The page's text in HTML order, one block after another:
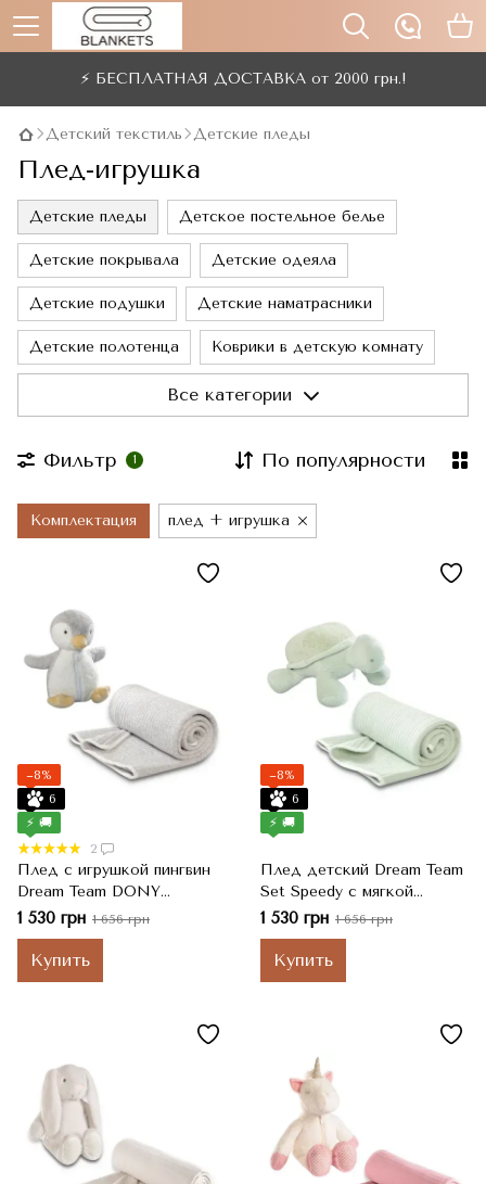
⚡ БЕСПЛАТНАЯ ДОСТАВКА от 2000 грн.!
Детский текстиль Детские пледы
Плед-игрушка
Детские пледы Детское постельное белье
Детские покрывала Детские одеяла
Детские подушки Детские наматрасники
Детские полотенца Коврики в детскую комнату
Халаты детские
Все категории
Фильтр 1 По популярности
Комплектация плед + игрушка
−8%
6
⚡ 🚚
2
Плед с игрушкой пингвин
Dream Team DONY
BIEDERLACK, Серый,
75x100 см
1 530 грн 1 656 грн
Купить
−8%
6
⚡ 🚚
Плед детский Dream Team
Set Speedy с мягкой
игрушкой BIEDERLACK,
Зеленый, 75x100 см
1 530 грн 1 656 грн
Купить